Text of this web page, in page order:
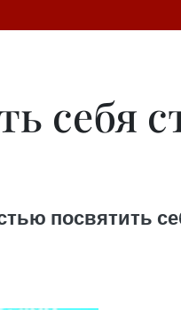
себя
посвятить